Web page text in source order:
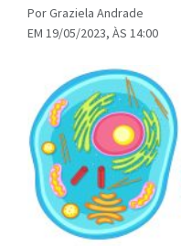
Por Graziela Andrade
EM 19/05/2023, ÀS 14:00